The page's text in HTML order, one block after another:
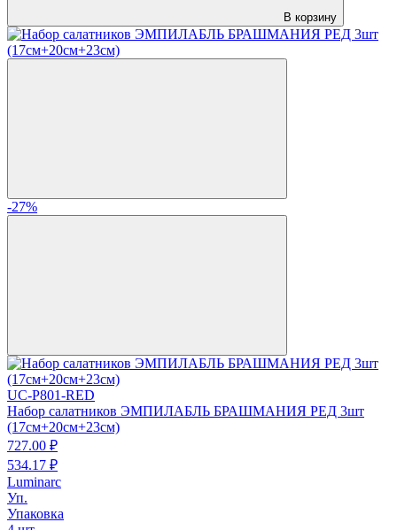
В корзину
-27%
UC-P801-RED
Набор салатников ЭМПИЛАБЛЬ БРАШМАНИЯ РЕД 3шт
(17см+20см+23см)
727.00 ₽
534.17 ₽
Luminarc
Уп.
Упаковка